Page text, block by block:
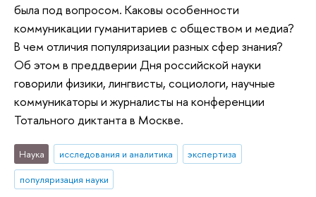
была под вопросом. Каковы особенности
коммуникации гуманитариев с обществом и медиа?
В чем отличия популяризации разных сфер знания?
Об этом в преддверии Дня российской науки
говорили физики, лингвисты, социологи, научные
коммуникаторы и журналисты на конференции
Тотального диктанта в Москве.
Наука исследования и аналитика
экспертиза
популяризация науки